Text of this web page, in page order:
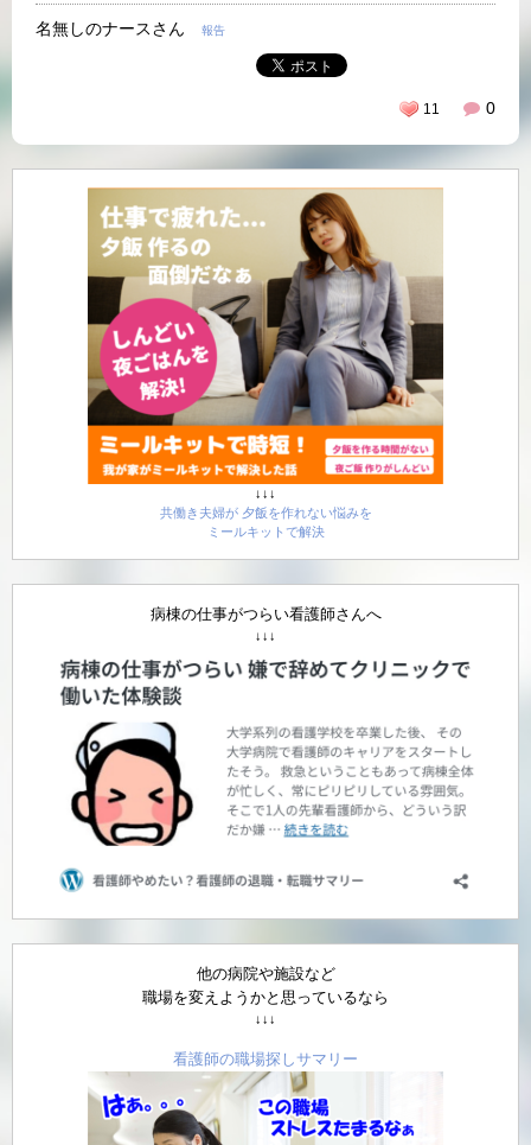
名無しのナースさん 報告
0
11
↓↓↓
共働き夫婦が 夕飯を作れない悩みを
ミールキットで解決
病棟の仕事がつらい看護師さんへ
↓↓↓
他の病院や施設など
職場を変えようかと思っているなら
↓↓↓
看護師の職場探しサマリー